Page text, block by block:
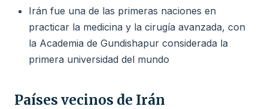
Irán fue una de las primeras naciones en
practicar la medicina y la cirugía avanzada, con
la Academia de Gundishapur considerada la
primera universidad del mundo
Países vecinos de Irán